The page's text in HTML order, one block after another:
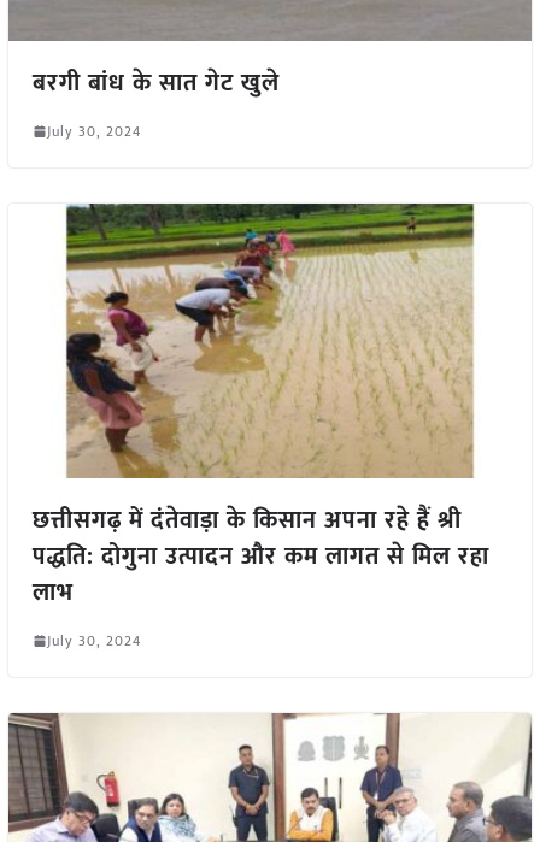
बरगी बांध के सात गेट खुले
July 30, 2024
छत्तीसगढ़ में दंतेवाड़ा के किसान अपना रहे हैं श्री
पद्धति: दोगुना उत्पादन और कम लागत से मिल रहा
लाभ
July 30, 2024